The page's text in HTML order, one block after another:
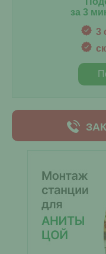
за 3
3